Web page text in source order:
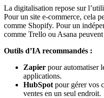
La digitalisation repose sur
Pour un site e-commerce, cela
comme Shopify. Pour un
comme Trello ou Asana
Outils d’IA recommandés :
Zapier pour automatiser
applications.
HubSpot pour gérer vos
ventes en un seul endroit.